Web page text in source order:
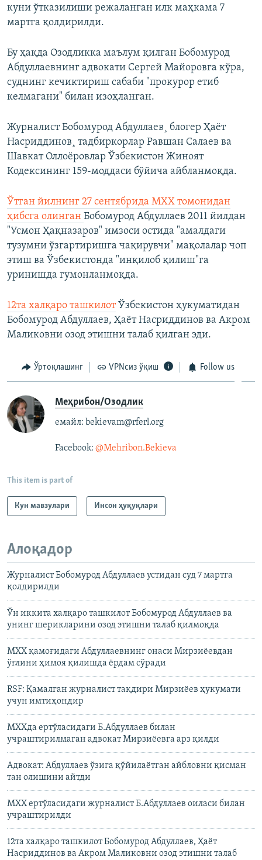
куни ўтказилиши режаланган илк маҳкама 7
мартга қолдирилди.
Бу ҳақда Озодликка маълум қилган Бобомурод
Абдуллаевнинг адвокати Сергей Майоровга кўра,
суднинг кечиктириш сабаби "прокурор етиб
келмагани" билан изоҳланган.
Журналист Бобомурод Абдуллаев¸ блогер Ҳаëт
Насриддинов¸ тадбиркорлар Равшан Салаев ва
Шавкат Оллоëровлар Ўзбекистон Жиноят
Кодексининг 159-моддаси бўйича айбланмоқда.
Ўтган йилнинг 27 сентябрида МХХ томонидан
ҳибсга олинган Бобомурод Абдуллаев 2011 йилдан
"Усмон Ҳақназаров" имзоси остида "амалдаги
тузумни ўзгартиришга чақирувчи" мақолалар чоп
этиш ва Ўзбекистонда "инқилоб қилиш"га
уринишда гумонланмоқда.
12та халқаро ташкилотЎзбекистон ҳукуматидан
Бобомурод Абдуллаев, Ҳаёт Насриддинов ва Акром
Маликовни озод этишни талаб қилган эди.
Ўртоқлашинг VPNсиз ўқиш Follow us
Меҳрибон/Озодлик
емайл: bekievam@rferl.org
Facebook: @Mehribon.Bekieva​
This item is part of
Кун мавзулари Инсон ҳуқуқлари
Алоқадор
Журналист Бобомурод Абдуллаев устидан суд 7 мартга
қолдирилди
Ўн иккита халқаро ташкилот Бобомурод Абдуллаев ва
унинг шерикларини озод этишни талаб қилмоқда
МХХ қамоғидаги Абдуллаевнинг онаси Мирзиёевдан
ўғлини ҳимоя қилишда ёрдам сўради
RSF: Қамалган журналист тақдири Мирзиёев ҳукумати
учун имтиҳондир
МХХда ертўласидаги Б.Абдуллаев билан
учраштирилмаган адвокат Мирзиёевга арз қилди
Адвокат: Абдуллаев ўзига қўйилаётган айбловни қисман
тан олишини айтди
МХХ ертўласидаги журналист Б.Абдуллаев оиласи билан
учраштирилди
12та халқаро ташкилот Бобомурод Абдуллаев, Ҳаёт
Насриддинов ва Акром Маликовни озод этишни талаб